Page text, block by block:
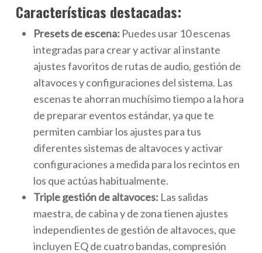
Características destacadas:
Presets de escena: Puedes usar 10 escenas
integradas para crear y activar al instante
ajustes favoritos de rutas de audio, gestión de
altavoces y configuraciones del sistema. Las
escenas te ahorran muchísimo tiempo a la hora
de preparar eventos estándar, ya que te
permiten cambiar los ajustes para tus
diferentes sistemas de altavoces y activar
configuraciones a medida para los recintos en
los que actúas habitualmente.
Triple gestión de altavoces: Las salidas
maestra, de cabina y de zona tienen ajustes
independientes de gestión de altavoces, que
incluyen EQ de cuatro bandas, compresión